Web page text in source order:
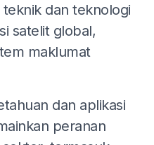
dan teknologi
satelit global,
maklumat
dan aplikasi
peranan